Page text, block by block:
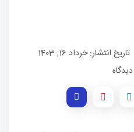
تاریخ انتشار: خرداد 16, 1403